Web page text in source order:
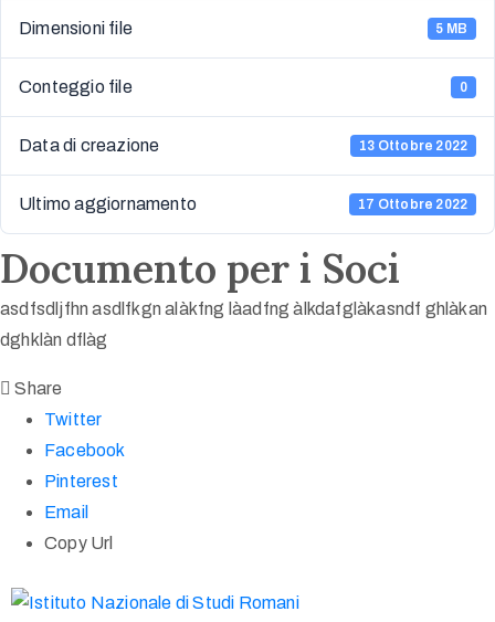
Dimensioni file 5 MB
Conteggio file 0
Data di creazione 13 Ottobre 2022
Ultimo aggiornamento 17 Ottobre 2022
Documento per i Soci
asdfsdljfhn asdlfkgn alàkfng làadfng àlkdafglàkasndf ghlàkan
dghklàn dflàg
Share
Twitter
Facebook
Pinterest
Email
Copy Url